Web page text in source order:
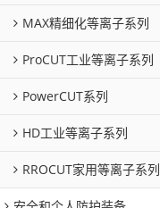
MAX精细化等离子系列
ProCUT工业等离子系列
PowerCUT系列
HD工业等离子系列
RROCUT家用等离子系列